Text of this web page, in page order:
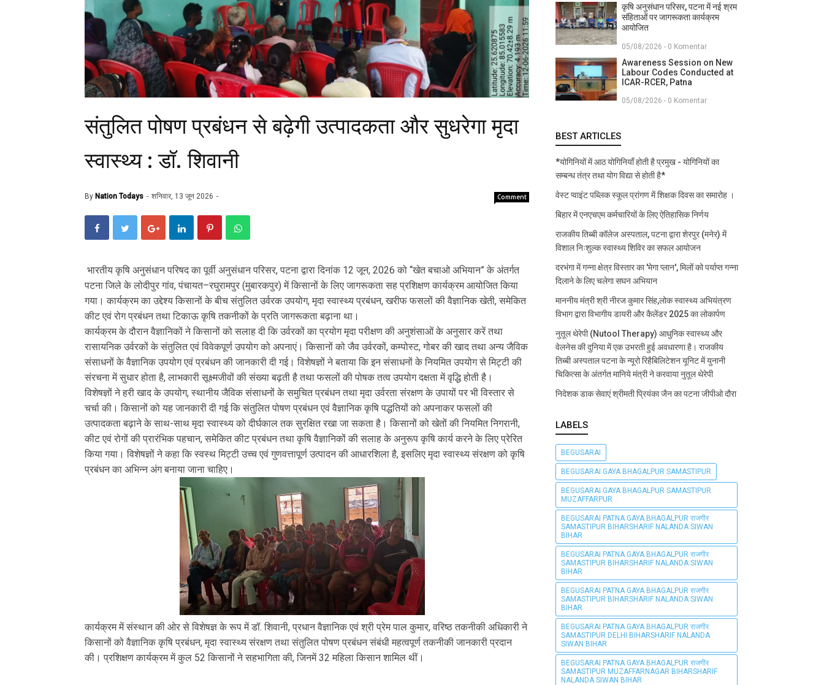
संतुलित पोषण प्रबंधन से बढ़ेगी उत्पादकता और सुधरेगा मृदा
स्वास्थ्य : डॉ. शिवानी
By Nation Todays शनिवार, 13 जून 2026 Comment
भारतीय कृषि अनुसंधान परिषद का पूर्वी अनुसंधान परिसर, पटना द्वारा दिनांक 12 जून, 2026 को “खेत बचाओ अभियान” के अंतर्गत
पटना जिले के लोदीपुर गांव, पंचायत–रघुरामपुर (मुबारकपुर) में किसानों के लिए जागरूकता सह प्रशिक्षण कार्यक्रम आयोजित किया
गया। कार्यक्रम का उद्देश्य किसानों के बीच संतुलित उर्वरक उपयोग, मृदा स्वास्थ्य प्रबंधन, खरीफ फसलों की वैज्ञानिक खेती, समेकित
कीट एवं रोग प्रबंधन तथा टिकाऊ कृषि तकनीकों के प्रति जागरूकता बढ़ाना था।
कार्यक्रम के दौरान वैज्ञानिकों ने किसानों को सलाह दी कि उर्वरकों का प्रयोग मृदा परीक्षण की अनुशंसाओं के अनुसार करें तथा
रासायनिक उर्वरकों के संतुलित एवं विवेकपूर्ण उपयोग को अपनाएं। किसानों को जैव उर्वरकों, कम्पोस्ट, गोबर की खाद तथा अन्य जैविक
संसाधनों के वैज्ञानिक उपयोग एवं प्रबंधन की जानकारी दी गई। विशेषज्ञों ने बताया कि इन संसाधनों के नियमित उपयोग से मिट्टी की
संरचना में सुधार होता है, लाभकारी सूक्ष्मजीवों की संख्या बढ़ती है तथा फसलों की पोषक तत्व उपयोग दक्षता में वृद्धि होती है।
विशेषज्ञों ने हरी खाद के उपयोग, स्थानीय जैविक संसाधनों के समुचित प्रबंधन तथा मृदा उर्वरता संरक्षण के उपायों पर भी विस्तार से
चर्चा की। किसानों को यह जानकारी दी गई कि संतुलित पोषण प्रबंधन एवं वैज्ञानिक कृषि पद्धतियों को अपनाकर फसलों की
उत्पादकता बढ़ाने के साथ-साथ मृदा स्वास्थ्य को दीर्घकाल तक सुरक्षित रखा जा सकता है। किसानों को खेतों की नियमित निगरानी,
कीट एवं रोगों की प्रारंभिक पहचान, समेकित कीट प्रबंधन तथा कृषि वैज्ञानिकों की सलाह के अनुरूप कृषि कार्य करने के लिए प्रेरित
किया गया। विशेषज्ञों ने कहा कि स्वस्थ मिट्टी उच्च एवं गुणवत्तापूर्ण उत्पादन की आधारशिला है, इसलिए मृदा स्वास्थ्य संरक्षण को कृषि
प्रबंधन का अभिन्न अंग बनाया जाना चाहिए।
कार्यक्रम में संस्थान की ओर से विशेषज्ञ के रूप में डॉ. शिवानी, प्रधान वैज्ञानिक एवं श्री प्रेम पाल कुमार, वरिष्ठ तकनीकी अधिकारी ने
किसानों को वैज्ञानिक कृषि प्रबंधन, मृदा स्वास्थ्य संरक्षण तथा संतुलित पोषण प्रबंधन संबंधी महत्वपूर्ण तकनीकी जानकारी प्रदान
की। प्रशिक्षण कार्यक्रम में कुल 52 किसानों ने सहभागिता की, जिनमें 32 महिला किसान शामिल थीं।
कृषि अनुसंधान परिसर, पटना में नई श्रम
संहिताओं पर जागरूकता कार्यक्रम
आयोजित
05/08/2026 - 0 Komentar
Awareness Session on New
Labour Codes Conducted at
ICAR-RCER, Patna
05/08/2026 - 0 Komentar
BEST ARTICLES
*योगिनियों में आठ योगिनियाँ होती है प्रमुख - योगिनियों का
सम्बन्ध तंत्र तथा योग विद्या से होती है*
वेस्ट प्वाइंट पब्लिक स्कूल प्रांगण में शिक्षक दिवस का समारोह ।
बिहार में एनएचएम कर्मचारियों के लिए ऐतिहासिक निर्णय
राजकीय तिब्बी कॉलेज अस्पताल, पटना द्वारा शेरपुर (मनेर) में
विशाल निःशुल्क स्वास्थ्य शिविर का सफल आयोजन
दरभंगा में गन्ना क्षेत्र विस्तार का 'मेगा प्लान', मिलों को पर्याप्त गन्ना
दिलाने के लिए चलेगा सघन अभियान
माननीय मंत्री श्री नीरज कुमार सिंह,लोक स्वास्थ्य अभियंत्रण
विभाग द्वारा विभागीय डायरी और कैलेंडर 2025 का लोकार्पण
नुतूल थेरेपी (Nutool Therapy) आधुनिक स्वास्थ्य और
वेलनेस की दुनिया में एक उभरती हुई अवधारणा है। राजकीय
तिब्बी अस्पताल पटना के न्यूरो रिहैबिलिटेशन यूनिट में युनानी
चिकित्सा के अंतर्गत मानिये मंत्री ने करवाया नुतूल थेरेपी
निदेशक डाक सेवाएं श्रीमती प्रियंका जैन का पटना जीपीओ दौरा
LABELS
BEGUSARAI
BEGUSARAI GAYA BHAGALPUR SAMASTIPUR
BEGUSARAI GAYA BHAGALPUR SAMASTIPUR
MUZAFFARPUR
BEGUSARAI PATNA GAYA BHAGALPUR राजगीर
SAMASTIPUR BIHARSHARIF NALANDA SIWAN
BIHAR
BEGUSARAI PATNA GAYA BHAGALPUR राजगीर
SAMASTIPUR BIHARSHARIF NALANDA SIWAN
BIHAR
BEGUSARAI PATNA GAYA BHAGALPUR राजगीर
SAMASTIPUR BIHARSHARIF NALANDA SIWAN
BIHAR
BEGUSARAI PATNA GAYA BHAGALPUR राजगीर
SAMASTIPUR DELHI BIHARSHARIF NALANDA
SIWAN BIHAR
BEGUSARAI PATNA GAYA BHAGALPUR राजगीर
SAMASTIPUR MUZAFFARNAGAR BIHARSHARIF
NALANDA SIWAN BIHAR